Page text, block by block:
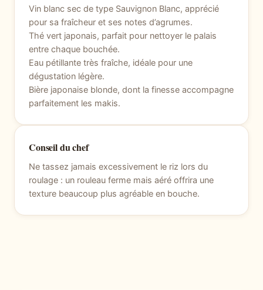
Vin blanc sec de type Sauvignon Blanc, apprécié
pour sa fraîcheur et ses notes d’agrumes.
Thé vert japonais, parfait pour nettoyer le palais
entre chaque bouchée.
Eau pétillante très fraîche, idéale pour une
dégustation légère.
Bière japonaise blonde, dont la finesse accompagne
parfaitement les makis.
Conseil du chef
Ne tassez jamais excessivement le riz lors du
roulage : un rouleau ferme mais aéré offrira une
texture beaucoup plus agréable en bouche.